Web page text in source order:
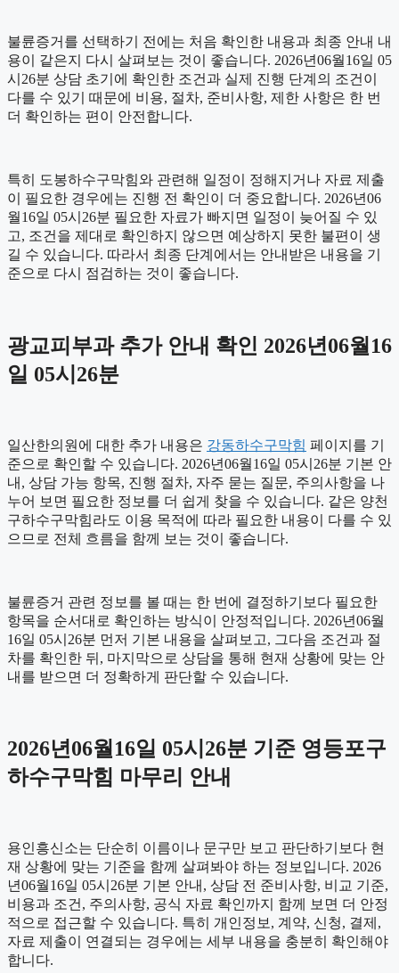
불륜증거를 선택하기 전에는 처음 확인한 내용과 최종 안내 내
용이 같은지 다시 살펴보는 것이 좋습니다. 2026년06월16일 05
시26분 상담 초기에 확인한 조건과 실제 진행 단계의 조건이
다를 수 있기 때문에 비용, 절차, 준비사항, 제한 사항은 한 번
더 확인하는 편이 안전합니다.
특히 도봉하수구막힘와 관련해 일정이 정해지거나 자료 제출
이 필요한 경우에는 진행 전 확인이 더 중요합니다. 2026년06
월16일 05시26분 필요한 자료가 빠지면 일정이 늦어질 수 있
고, 조건을 제대로 확인하지 않으면 예상하지 못한 불편이 생
길 수 있습니다. 따라서 최종 단계에서는 안내받은 내용을 기
준으로 다시 점검하는 것이 좋습니다.
광교피부과 추가 안내 확인 2026년06월16
일 05시26분
일산한의원에 대한 추가 내용은 강동하수구막힘 페이지를 기
준으로 확인할 수 있습니다. 2026년06월16일 05시26분 기본 안
내, 상담 가능 항목, 진행 절차, 자주 묻는 질문, 주의사항을 나
누어 보면 필요한 정보를 더 쉽게 찾을 수 있습니다. 같은 양천
구하수구막힘라도 이용 목적에 따라 필요한 내용이 다를 수 있
으므로 전체 흐름을 함께 보는 것이 좋습니다.
불륜증거 관련 정보를 볼 때는 한 번에 결정하기보다 필요한
항목을 순서대로 확인하는 방식이 안정적입니다. 2026년06월
16일 05시26분 먼저 기본 내용을 살펴보고, 그다음 조건과 절
차를 확인한 뒤, 마지막으로 상담을 통해 현재 상황에 맞는 안
내를 받으면 더 정확하게 판단할 수 있습니다.
2026년06월16일 05시26분 기준 영등포구
하수구막힘 마무리 안내
용인흥신소는 단순히 이름이나 문구만 보고 판단하기보다 현
재 상황에 맞는 기준을 함께 살펴봐야 하는 정보입니다. 2026
년06월16일 05시26분 기본 안내, 상담 전 준비사항, 비교 기준,
비용과 조건, 주의사항, 공식 자료 확인까지 함께 보면 더 안정
적으로 접근할 수 있습니다. 특히 개인정보, 계약, 신청, 결제,
자료 제출이 연결되는 경우에는 세부 내용을 충분히 확인해야
합니다.